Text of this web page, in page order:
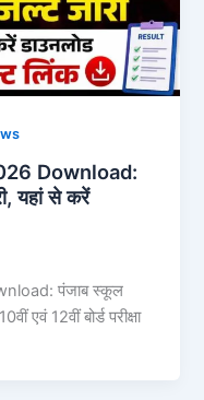
Download:
यहां से करें
पंजाब स्कूल
एवं 12वीं बोर्ड परीक्षा